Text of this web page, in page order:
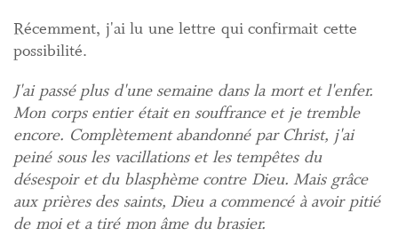
Récemment, j'ai lu une lettre qui confirmait cette
possibilité.
J'ai passé plus d'une semaine dans la mort et l'enfer.
Mon corps entier était en souffrance et je tremble
encore. Complètement abandonné par Christ, j'ai
peiné sous les vacillations et les tempêtes du
désespoir et du blasphème contre Dieu. Mais grâce
aux prières des saints, Dieu a commencé à avoir pitié
de moi et a tiré mon âme du brasier.